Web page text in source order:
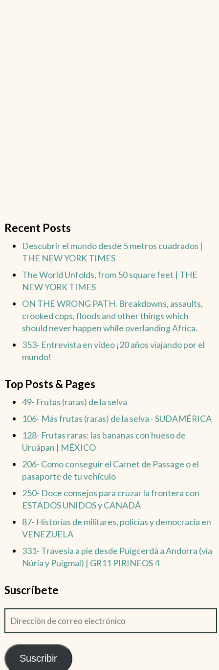
Recent Posts
Descubrir el mundo desde 5 metros cuadrados |
THE NEW YORK TIMES
The World Unfolds, from 50 square feet | THE
NEW YORK TIMES
ON THE WRONG PATH. Breakdowns, assaults,
crooked cops, floods and other things which
should never happen while overlanding Africa.
353- Entrevista en video ¡20 años viajando por el
mundo!
Top Posts & Pages
49- Frutas (raras) de la selva
106- Más frutas (raras) de la selva - SUDAMÉRICA
128- Frutas raras: las bananas con hueso de
Uruápan | MÉXICO
206- Como conseguir el Carnet de Passage o el
pasaporte de tu vehículo
250- Doce consejos para cruzar la frontera con
ESTADOS UNIDOS y CANADÁ
87- Historias de militares, policías y democracia en
VENEZUELA
331- Travesía a pie desde Puigcerdà a Andorra (vía
Núria y Puigmal) | GR11 PIRINEOS 4
Suscríbete
Suscribir